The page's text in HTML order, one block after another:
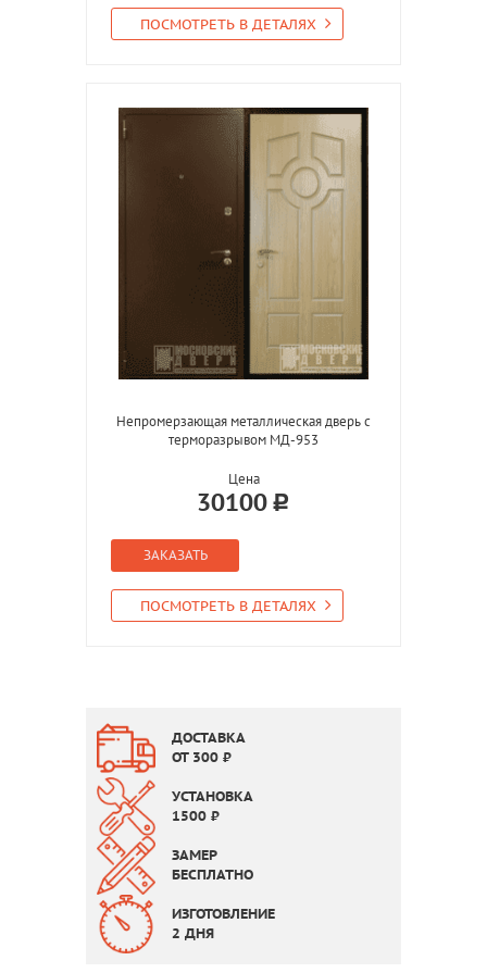
ПОСМОТРЕТЬ В ДЕТАЛЯХ
Непромерзающая металлическая дверь с
терморазрывом МД-953
Цена
30100
ЗАКАЗАТЬ
ПОСМОТРЕТЬ В ДЕТАЛЯХ
ДОСТАВКА
ОТ 300 ₽
УСТАНОВКА
1500 ₽
ЗАМЕР
БЕСПЛАТНО
ИЗГОТОВЛЕНИЕ
2 ДНЯ